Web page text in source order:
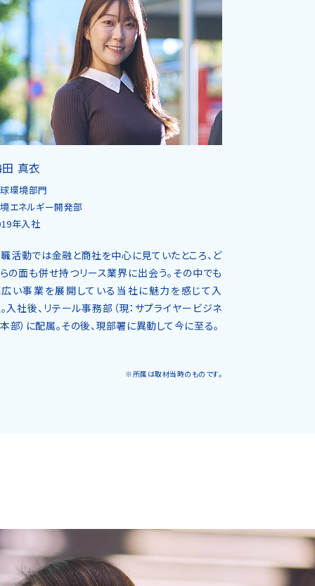
真衣
環境部門
エネルギー開発部
年入社
活動では金融と商社を中心に見ていたところ、ど
の面も併せ持つリース業界に出会う。その中でも
い事業を展開している当社に魅力を感じて入
入社後、リテール事務部（現：サプライヤービジネ
部）に配属。その後、現部署に異動して今に至る。
※所属は取材当時のものです。